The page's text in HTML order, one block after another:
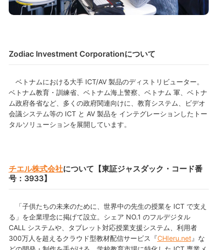
Zodiac Investment Corporationについて
ベトナムにおける大手 ICT/AV 製品のディストリビューター。
ベトナム教育・訓練省、ベトナム海上警察、ベトナム 軍、ベトナ
ム政府各省など、多くの政府関連向けに、教育システム、ビデオ
会議システム等の ICT と AV 製品を インテグレーションしたトー
タルソリューションを展開しています。
チエル株式会社について【東証ジャスダック・コード番
号：3933】
「子供たちの未来のために、世界中の先生の授業を ICT で支え
る」を企業理念に掲げて設立。シェア NO.1 のフルデジタル
CALL システムや、タブレット対応授業支援システム、利用者
300万人を超えるクラウド型教材配信サービス『CHIeru.net』な